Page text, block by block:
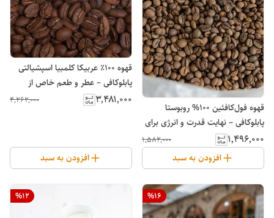
قهوه فول‌کافئین 100% روبوستا
پابلوکافی – نهایت قدرت و انرژی برای
طول روز
۱٬۴۹۶٬۰۰۰ ۱٬۵۸۲٬۰۰۰
افزودن به سبد
قهوه ۱۰۰٪ عربیکا کلمبیا اسپشیالتی
پابلوکافی – عطر و طعم خاص از
مزارع ارتفاع بالا
۳٬۴۸۱٬۰۰۰ ۴٬۲۶۲٬۰۰۰
افزودن به سبد
%16
%12